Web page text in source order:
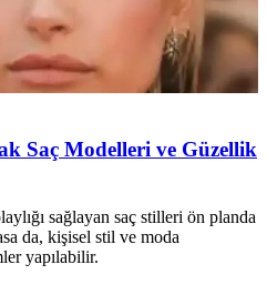
Saç Modelleri ve Güzellik
sağlayan saç stilleri ön planda
da, kişisel stil ve moda
yapılabilir.